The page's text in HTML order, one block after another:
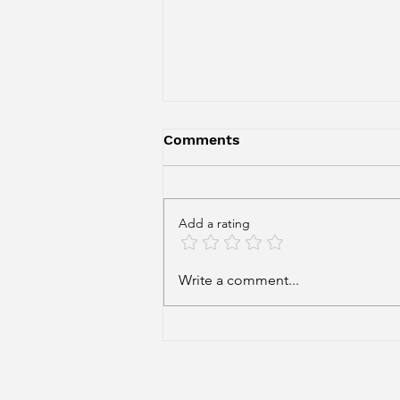
Um livro inteiro com
Comments
Add a rating
Write a comment...